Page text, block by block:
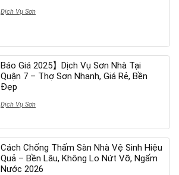
Dịch Vụ Sơn
Báo Giá 2025】Dịch Vụ Sơn Nhà Tại
Quận 7 – Thợ Sơn Nhanh, Giá Rẻ, Bền
Đẹp
Dịch Vụ Sơn
Cách Chống Thấm Sàn Nhà Vệ Sinh Hiệu
Quả – Bền Lâu, Không Lo Nứt Vỡ, Ngấm
Nước 2026